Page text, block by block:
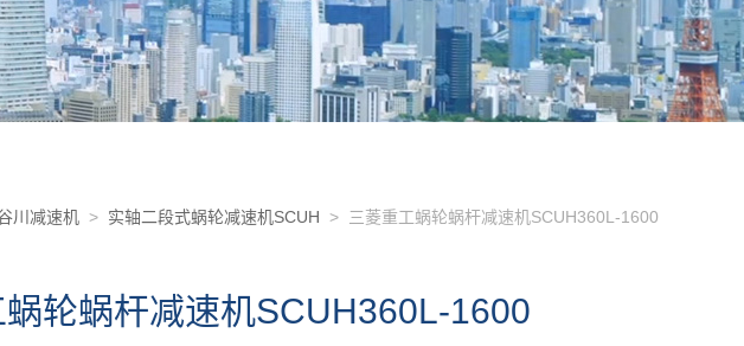
川减速机 > 实轴二段式蜗轮减速机SCUH > 三菱重工蜗轮蜗杆减速机SCUH360L-1600
轮蜗杆减速机SCUH360L-1600